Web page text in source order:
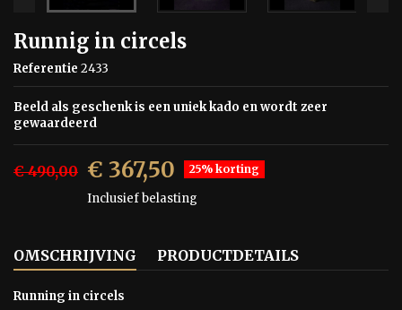
Runnig in circels
Referentie 2433
Beeld als geschenk is een uniek kado en wordt zeer
gewaardeerd
€ 490,00 € 367,50 25% korting
Inclusief belasting
OMSCHRIJVING PRODUCTDETAILS
Running in circels